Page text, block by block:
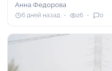
Анна Федорова
6 дней назад 26 0